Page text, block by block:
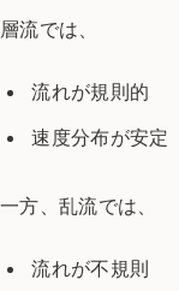
層流では、
流れが規則的
速度分布が安定
一方、乱流では、
流れが不規則